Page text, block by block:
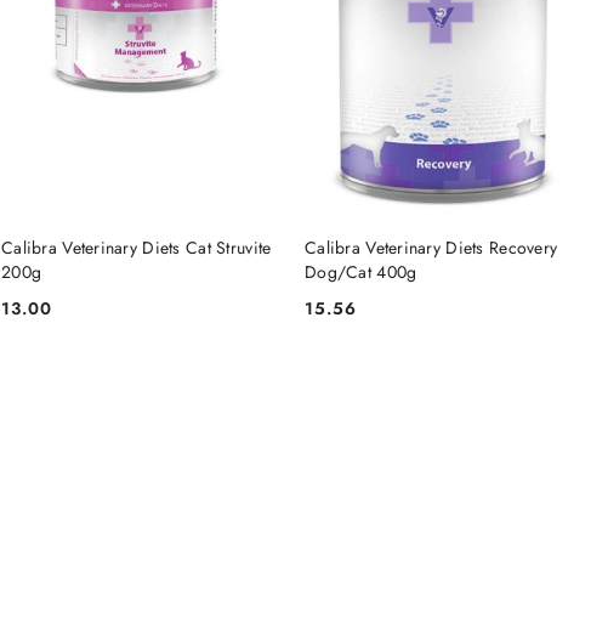
Calibra Veterinary Diets Cat Struvite
200g
Cena:
13.00
DO KOSZYKA
Calibra Veterinary Diets Recovery
Dog/Cat 400g
Cena:
15.56
DO KOSZYKA